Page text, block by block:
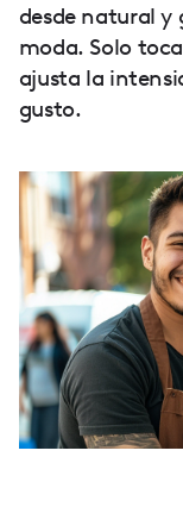
desde natural y
moda. Solo
ajusta la
gusto.